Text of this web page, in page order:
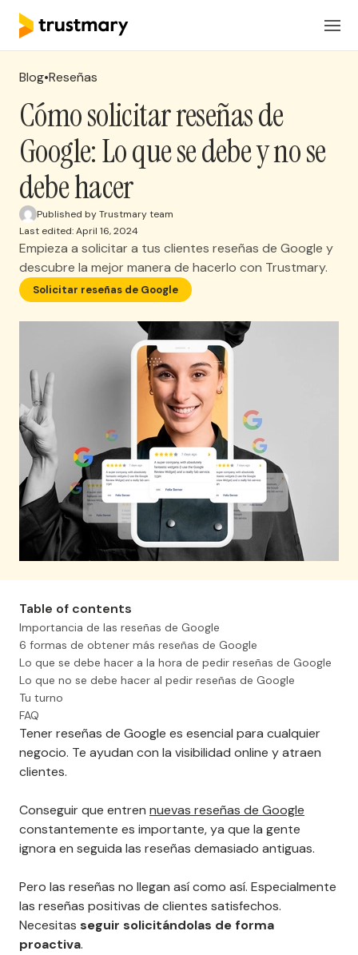
Productos
Soluciones
Precios
Solicita una reunion
ES
Iniciar Sesión
Blog•Reseñas
Cómo solicitar reseñas de
Google: Lo que se debe y no se
debe hacer
Published by Trustmary team
Last edited: April 16, 2024
Empieza a solicitar a tus clientes reseñas de Google y
descubre la mejor manera de hacerlo con Trustmary.
Solicitar reseñas de Google
Table of contents
Importancia de las reseñas de Google
6 formas de obtener más reseñas de Google
Lo que se debe hacer a la hora de pedir reseñas de Google
Lo que no se debe hacer al pedir reseñas de Google
Tu turno
FAQ
Tener reseñas de Google es esencial para cualquier
negocio. Te ayudan con la visibilidad online y atraen
clientes.
Conseguir que entren nuevas reseñas de Google
constantemente es importante, ya que la gente
ignora en seguida las reseñas demasiado antiguas.
Pero las reseñas no llegan así como así. Especialmente
las reseñas positivas de clientes satisfechos.
Necesitas seguir solicitándolas de forma
proactiva.
Consigue reseñas de clientes de manera
automática con Trustmary
Conseguir reseñas
Eri Abisai Hernández
Villanueva
México , Fortemus
Súper fácil y muy rápido
proceso para generar
social, además de contar con
el mejor precio. 100%
recomendable
Page 4 of 4